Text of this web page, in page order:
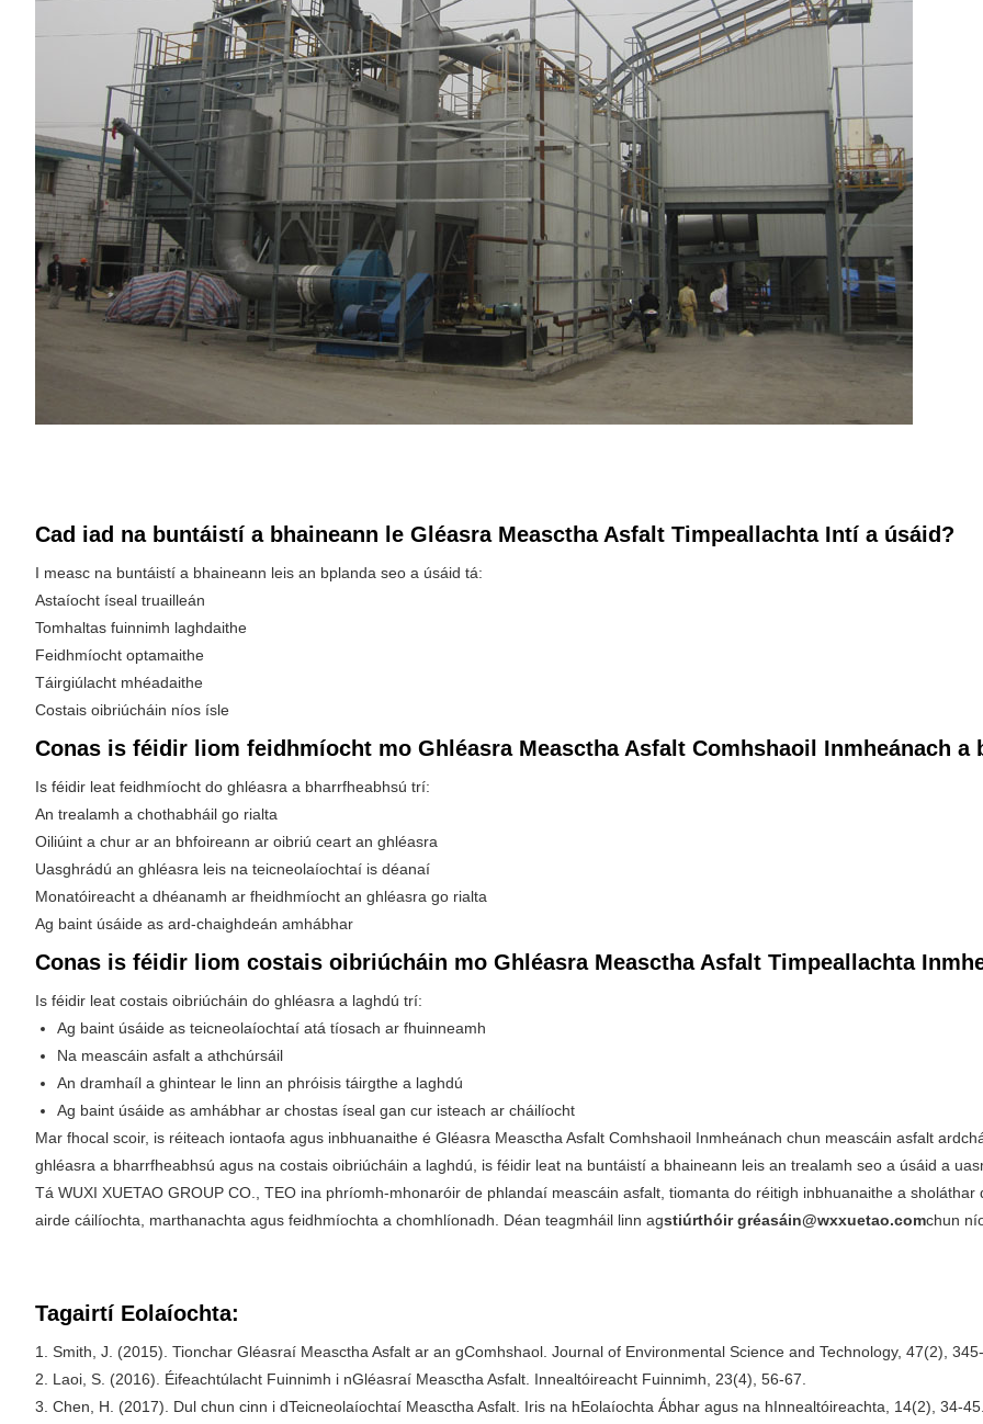
Cad iad na buntáistí a bhaineann le Gléasra Measctha Asfalt Timpeallachta Intí a úsáid?
I measc na buntáistí a bhaineann leis an bplanda seo a úsáid tá:
Astaíocht íseal truailleán
Tomhaltas fuinnimh laghdaithe
Feidhmíocht optamaithe
Táirgiúlacht mhéadaithe
Costais oibriúcháin níos ísle
Conas is féidir liom feidhmíocht mo Ghléasra Measctha Asfalt Comhshaoil ​​Inmheánach a
Is féidir leat feidhmíocht do ghléasra a bharrfheabhsú trí:
An trealamh a chothabháil go rialta
Oiliúint a chur ar an bhfoireann ar oibriú ceart an ghléasra
Uasghrádú an ghléasra leis na teicneolaíochtaí is déanaí
Monatóireacht a dhéanamh ar fheidhmíocht an ghléasra go rialta
Ag baint úsáide as ard-chaighdeán amhábhar
Conas is féidir liom costais oibriúcháin mo Ghléasra Measctha Asfalt Timpeallachta
Is féidir leat costais oibriúcháin do ghléasra a laghdú trí:
Ag baint úsáide as teicneolaíochtaí atá tíosach ar fhuinneamh
Na meascáin asfalt a athchúrsáil
An dramhaíl a ghintear le linn an phróisis táirgthe a laghdú
Ag baint úsáide as amhábhar ar chostas íseal gan cur isteach ar cháilíocht
Mar fhocal scoir, is réiteach iontaofa agus inbhuanaithe é Gléasra Measctha Asfalt Comhshaoil ​​Inmheánach chun meascáin asfalt
ghléasra a bharrfheabhsú agus na costais oibriúcháin a laghdú, is féidir leat na buntáistí a bhaineann leis an trealamh seo a úsáid a
Tá WUXI XUETAO GROUP CO., TEO ina phríomh-mhonaróir de phlandaí meascáin asfalt, tiomanta do réitigh inbhuanaithe a
airde cáilíochta, marthanachta agus feidhmíochta a chomhlíonadh. Déan teagmháil linn agstiúrthóir gréasáin@wxxuetao.comchun
Tagairtí Eolaíochta:
1. Smith, J. (2015). Tionchar Gléasraí Measctha Asfalt ar an gComhshaol. Journal of Environmental Science and Technology, 47(2), 345-
2. Laoi, S. (2016). Éifeachtúlacht Fuinnimh i nGléasraí Measctha Asfalt. Innealtóireacht Fuinnimh, 23(4), 56-67.
3. Chen, H. (2017). Dul chun cinn i dTeicneolaíochtaí Measctha Asfalt. Iris na hEolaíochta Ábhar agus na hInnealtóireachta, 14(2), 34-45.